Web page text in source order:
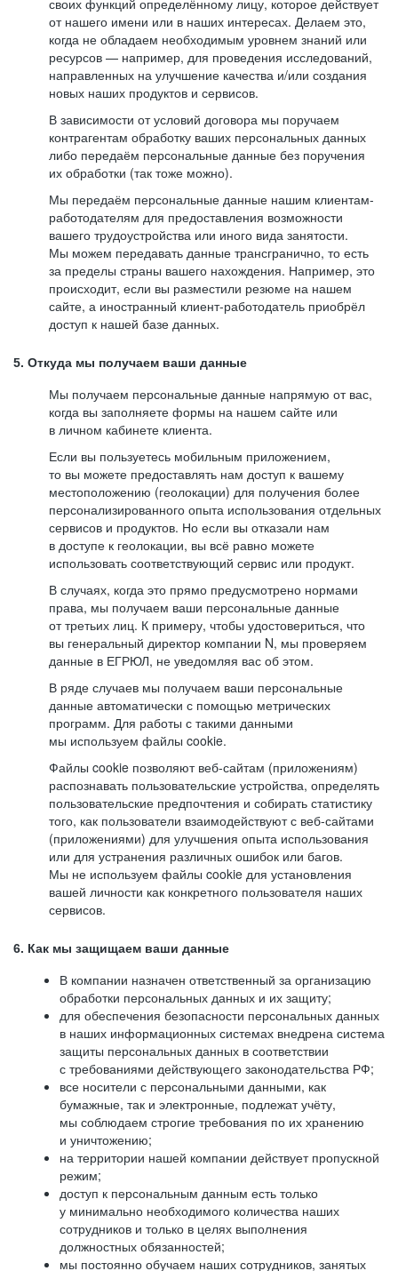
своих функций определённому лицу, которое действует
от нашего имени или в наших интересах. Делаем это,
когда не обладаем необходимым уровнем знаний или
ресурсов — например, для проведения исследований,
направленных на улучшение качества и/или создания
новых наших продуктов и сервисов.
В зависимости от условий договора мы поручаем
контрагентам обработку ваших персональных данных
либо передаём персональные данные без поручения
их обработки (так тоже можно).
Мы передаём персональные данные нашим клиентам-
работодателям для предоставления возможности
вашего трудоустройства или иного вида занятости.
Мы можем передавать данные трансгранично, то есть
за пределы страны вашего нахождения. Например, это
происходит, если вы разместили резюме на нашем
сайте, а иностранный клиент-работодатель приобрёл
доступ к нашей базе данных.
5. Откуда мы получаем ваши данные
Мы получаем персональные данные напрямую от вас,
когда вы заполняете формы на нашем сайте или
в личном кабинете клиента.
Если вы пользуетесь мобильным приложением,
то вы можете предоставлять нам доступ к вашему
местоположению (геолокации) для получения более
персонализированного опыта использования отдельных
сервисов и продуктов. Но если вы отказали нам
в доступе к геолокации, вы всё равно можете
использовать соответствующий сервис или продукт.
В случаях, когда это прямо предусмотрено нормами
права, мы получаем ваши персональные данные
от третьих лиц. К примеру, чтобы удостовериться, что
вы генеральный директор компании N, мы проверяем
данные в ЕГРЮЛ, не уведомляя вас об этом.
В ряде случаев мы получаем ваши персональные
данные автоматически с помощью метрических
программ. Для работы с такими данными
мы используем файлы cookie.
Файлы cookie позволяют веб-сайтам (приложениям)
распознавать пользовательские устройства, определять
пользовательские предпочтения и собирать статистику
того, как пользователи взаимодействуют с веб-сайтами
(приложениями) для улучшения опыта использования
или для устранения различных ошибок или багов.
Мы не используем файлы cookie для установления
вашей личности как конкретного пользователя наших
сервисов.
6. Как мы защищаем ваши данные
В компании назначен ответственный за организацию
обработки персональных данных и их защиту;
для обеспечения безопасности персональных данных
в наших информационных системах внедрена система
защиты персональных данных в соответствии
с требованиями действующего законодательства РФ;
все носители с персональными данными, как
бумажные, так и электронные, подлежат учёту,
мы соблюдаем строгие требования по их хранению
и уничтожению;
на территории нашей компании действует пропускной
режим;
доступ к персональным данным есть только
у минимально необходимого количества наших
сотрудников и только в целях выполнения
должностных обязанностей;
мы постоянно обучаем наших сотрудников, занятых